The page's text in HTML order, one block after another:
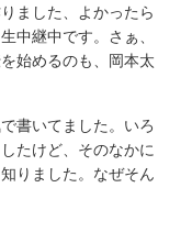
ました、よかったら
中継中です。さぁ、
始めるのも、岡本太
書いてました。いろ
たけど、そのなかに
りました。なぜそん